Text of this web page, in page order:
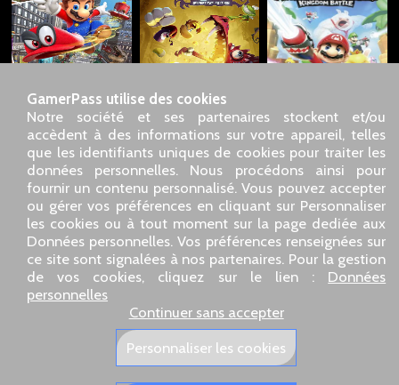
GamerPass utilise des cookies
Notre société et ses partenaires stockent et/ou
accèdent à des informations sur votre appareil, telles
que les identifiants uniques de cookies pour traiter les
données personnelles. Nous procédons ainsi pour
fournir un contenu personnalisé. Vous pouvez accepter
ou gérer vos préférences en cliquant sur Personnaliser
les cookies ou à tout moment sur la page dediée aux
Données personnelles. Vos préférences renseignées sur
ce site sont signalées à nos partenaires. Pour la gestion
de vos cookies, cliquez sur le lien : Données
personnelles
Continuer sans accepter
Personnaliser les cookies
SARL GDN GamerPass, Service client par téléphone : 01 85
09 18 80
Notre adresse : 5 chemin de Daru 26100 Romans sur Isère
(France)
Notre adresse e-mail :pro@gamerpass.fr
Accueil-Espace Client-Contacts - Mentions légales
Données personnelles -
Retour et Remboursement
Qui sommes nous
- Politiques de livraison